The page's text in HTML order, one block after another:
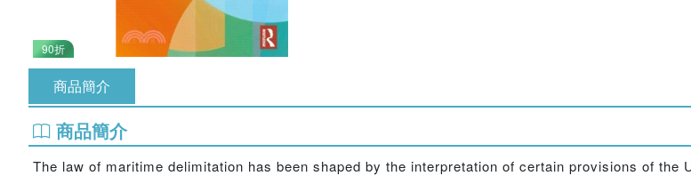
90折
商品簡介
商品簡介
The law of maritime delimitation has been shaped by the interpretation of certain provisions of the